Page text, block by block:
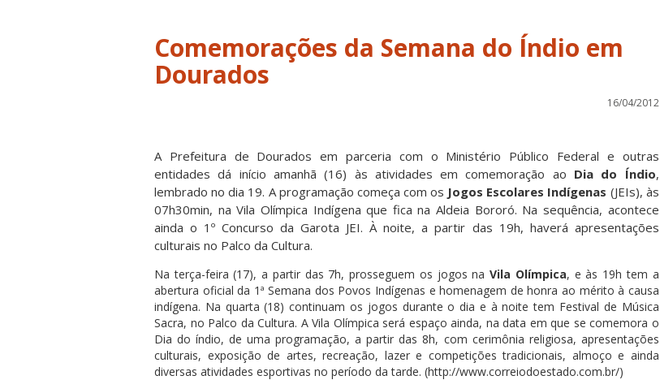
Comemorações da Semana do Índio em
Dourados
16/04/2012
A Prefeitura de Dourados em parceria com o Ministério Público Federal e outras
entidades dá início amanhã (16) às atividades em comemoração ao Dia do Índio,
lembrado no dia 19. A programação começa com os Jogos Escolares Indígenas (JEIs), às
07h30min, na Vila Olímpica Indígena que fica na Aldeia Bororó. Na sequência, acontece
ainda o 1º Concurso da Garota JEI. À noite, a partir das 19h, haverá apresentações
culturais no Palco da Cultura.
Na terça-feira (17), a partir das 7h, prosseguem os jogos naVila Olímpica, e às 19h tem a
abertura oficial da 1ª Semana dos Povos Indígenas e homenagem de honra ao mérito à causa
indígena. Na quarta (18) continuam os jogos durante o dia e à noite tem Festival de Música
Sacra, no Palco da Cultura. A Vila Olímpica será espaço ainda, na data em que se comemora o
Dia do índio, de uma programação, a partir das 8h, com cerimônia religiosa, apresentações
culturais, exposição de artes, recreação, lazer e competições tradicionais, almoço e ainda
diversas atividades esportivas no período da tarde. (http://www.correiodoestado.com.br/)